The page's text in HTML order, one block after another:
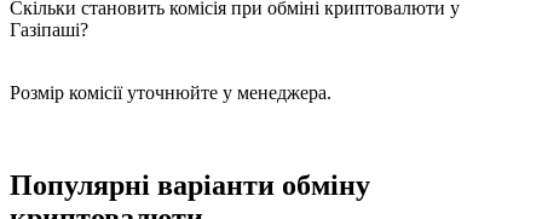
Скільки становить комісія при обміні криптовалюти у
Газіпаші?
Розмір комісії уточнюйте у менеджера.
Популярні варіанти обміну